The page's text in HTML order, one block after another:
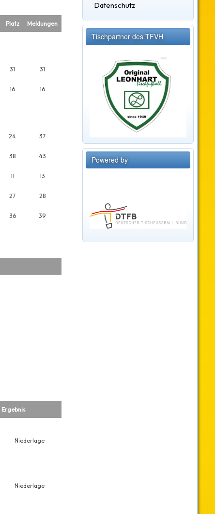
Platz Meldungen
31 31
16 16
24 37
38 43
11 13
27 28
36 39
Ergebnis
Niederlage
Niederlage
Datenschutz
Tischpartner des TFVH
Powered by